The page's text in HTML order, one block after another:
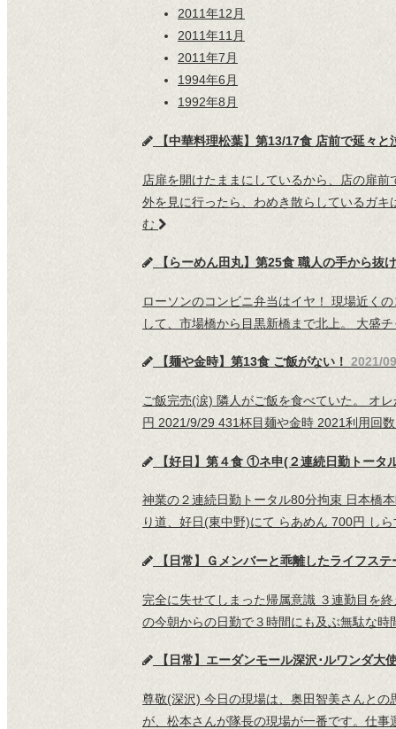
2011年12月
2011年11月
2011年7月
1994年6月
1992年8月
【中華料理松葉】第13/17食 店前で延々
店扉を開けたままにしているから、店の扉
外を見に行ったら、わめき散らしているガ
む
【らーめん田丸】第25食 職人の手から抜
ローソンのコンビニ弁当はイヤ！ 現場近く
して、市場橋から目黒新橋まで北上。 大盛
【麺や金時】第13食 ご飯がない！ 2021/
ご飯完売(涙) 隣人がご飯を食べていた。 オ
円 2021/9/29 431杯目麺や金時 2021利用回
【好日】第４食 ①ネ申(２連続日勤トー
神業の２連続日勤トータル80分拘束 日本橋
り道、好日(東中野)にて らあめん 700円 し
【日常】Ｇメンバーと乖離したライフス
完全に失せてしまった帰属意識 ３連勤目を
の今朝からの日勤で３時間にも及ぶ無駄な
【日常】エーダンモール深沢･ルワンダ
尊敬(深沢) 今日の現場は、奥田智美さんと
が、松本さんが隊長の現場が一番です。仕